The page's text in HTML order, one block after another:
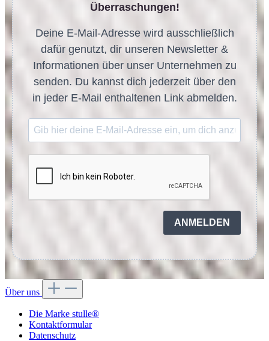
Überraschungen!
Deine E-Mail-Adresse wird ausschließlich
dafür genutzt, dir unseren Newsletter &
Informationen über unser Unternehmen zu
senden. Du kannst dich jederzeit über den
in jeder E-Mail enthaltenen Link abmelden.
ANMELDEN
Über uns
Die Marke stulle®
Kontaktformular
Datenschutz